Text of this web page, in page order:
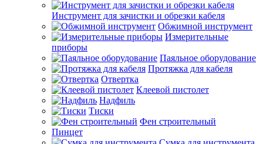
Инструмент для зачистки и обрезки кабеля
Обжимной инструмент
Измерительные
приборы
Паяльное оборудование
Протяжка для кабеля
Отвертка
Клеевой пистолет
Надфиль
Тиски
Фен строительный
Пинцет